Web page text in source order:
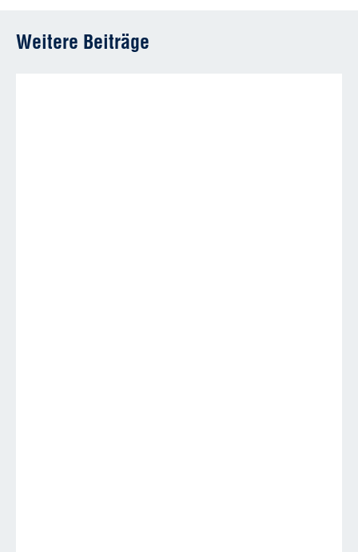
Weitere Beiträge